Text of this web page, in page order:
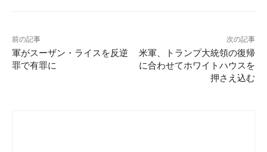
前の記事
軍がスーザン・ライスを反逆
罪で有罪に
次の記事
米軍、トランプ大統領の復帰
に合わせてホワイトハウスを
押さえ込む